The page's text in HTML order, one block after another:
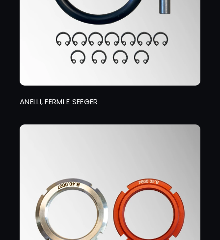
ANELLI, FERMI E SEEGER